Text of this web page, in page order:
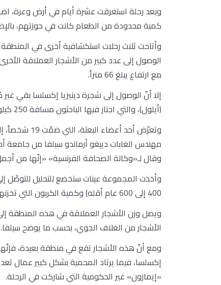
وبعد رحلة استغرقت عشرة أيام في أرض وعرة،
كمية محدودة من الطعام كانت في حوزتهم،
وأتاحت ثلاث رحلات استكشافية أخرى في المنطقة
الوصول إلى عدد كبير من الأشجار العملاقة
مع ارتفاع يبلغ 66 متراً.
(أيلول)، والتي اجتاز فيها الباحثون مسافة 250 كيلومتراً بواسطة قارب، وأكثر من 20 كيلومتراً سيراً عبر الغابة الجبلية.
وتعرّض أحد
مهندس الغابات دييغو أرماندو سيلفا من جامعة
وقال لـ«وكالة الصحافة الفرنسية» «إنّها من
وأخذت المجموعة عينات ستخضع للتحليل للتوصّل
400 إلى 600 عام أقله) وكمية الكربون التي تخزنها.
الأشجار من الغلاف الجوي، بحسب ما يوضح سيلفا.
ومع أنّ هذه الأشجار تقع في منطقة بعيدة،
إكسلسا، فيما يرتاد المحمية بشكل كبير عمال
«إيمازون» غير الحكومية التي شاركت في الرحلة.